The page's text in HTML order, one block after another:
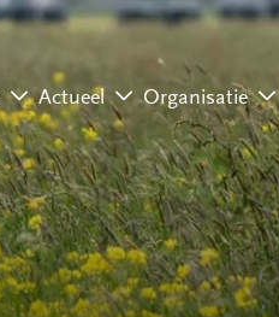
Actueel Organisatie